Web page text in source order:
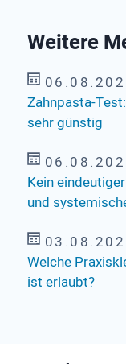
Weitere
Zahnpasta-
sehr günstig
Kein
und
Welche
ist erlaubt?